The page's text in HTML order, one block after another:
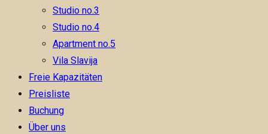
Studio no.3
Studio no.4
Apartment no.5
Vila Slavija
Freie Kapazitäten
Preisliste
Buchung
Über uns